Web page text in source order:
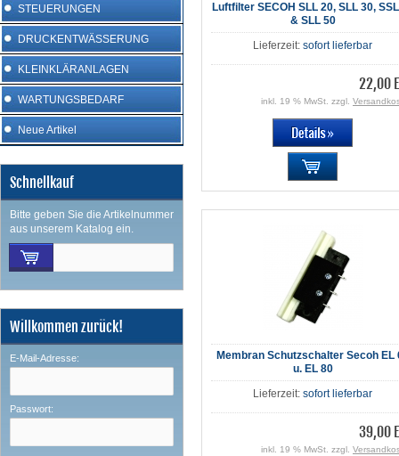
STEUERUNGEN
DRUCKENTWÄSSERUNG
KLEINKLÄRANLAGEN
WARTUNGSBEDARF
Neue Artikel
Schnellkauf
Bitte geben Sie die Artikelnummer
aus unserem Katalog ein.
Willkommen zurück!
E-Mail-Adresse:
Passwort:
Luftfilter SECOH SLL 20, SLL 30,
& SLL 50
Lieferzeit: sofort lieferbar
22,00
inkl. 19 % MwSt. zzgl.
Membran Schutzschalter Secoh EL
u. EL 80
Lieferzeit: sofort lieferbar
39,00
inkl. 19 % MwSt. zzgl.